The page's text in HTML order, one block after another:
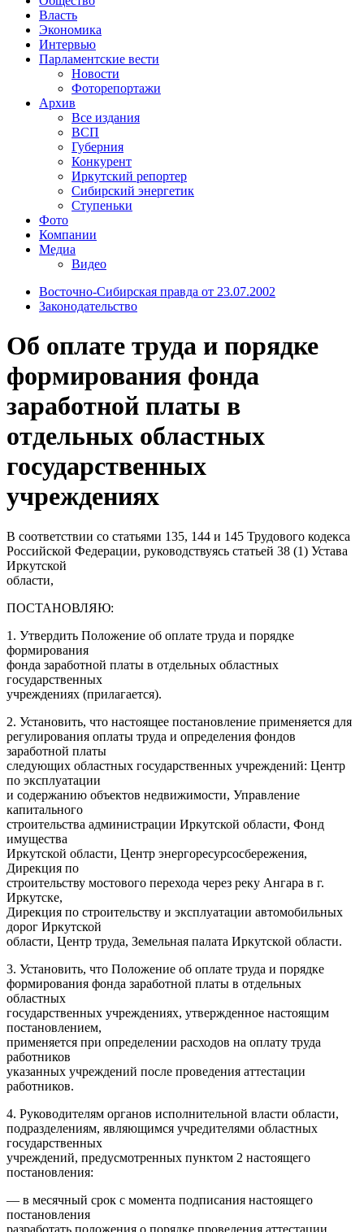
Власть
Экономика
Интервью
Парламентские вести
Новости
Фоторепортажи
Архив
Все издания
ВСП
Губерния
Конкурент
Иркутский репортер
Сибирский энергетик
Ступеньки
Фото
Компании
Медиа
Видео
Восточно-Сибирская правда от 23.07.2002
Законодательство
Об оплате труда и порядке
формирования фонда
заработной платы в
отдельных областных
государственных
учреждениях
В соответствии со статьями 135, 144 и 145 Трудового кодекса
Российской Федерации, руководствуясь статьей 38 (1) Устава
Иркутской
области,
ПОСТАНОВЛЯЮ:
1. Утвердить Положение об оплате труда и порядке
формирования
фонда заработной платы в отдельных областных
государственных
учреждениях (прилагается).
2. Установить, что настоящее постановление применяется для
регулирования оплаты труда и определения фондов
заработной платы
следующих областных государственных учреждений: Центр
по эксплуатации
и содержанию объектов недвижимости, Управление
капитального
строительства администрации Иркутской области, Фонд
имущества
Иркутской области, Центр энергоресурсосбережения,
Дирекция по
строительству мостового перехода через реку Ангара в г.
Иркутске,
Дирекция по строительству и эксплуатации автомобильных
дорог Иркутской
области, Центр труда, Земельная палата Иркутской области.
3. Установить, что Положение об оплате труда и порядке
формирования фонда заработной платы в отдельных
областных
государственных учреждениях, утвержденное настоящим
постановлением,
применяется при определении расходов на оплату труда
работников
указанных учреждений после проведения аттестации
работников.
4. Руководителям органов исполнительной власти области,
подразделениям, являющимся учредителями областных
государственных
учреждений, предусмотренных пунктом 2 настоящего
постановления:
— в месячный срок с момента подписания настоящего
постановления
разработать положения о порядке проведения аттестации